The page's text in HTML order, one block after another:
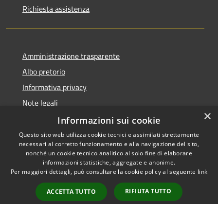
Richiesta assistenza
Amministrazione trasparente
Albo pretorio
Informativa privacy
Note legali
Dichiarazione di accessibilità
RSS
Accessibilità
Copyright © 2026 • Comune di
Municipium•
Accesso
×
Informazioni sui cookie
Questo sito web utilizza cookie tecnici e assimilati strettamente
necessari al corretto funzionamento e alla navigazione del sito,
nonché un cookie tecnico analitico al solo fine di elaborare
informazioni statistiche, aggregate e anonime.
Per maggiori dettagli, può consultare la cookie policy al seguente link
ACCETTA TUTTO RIFIUTA TUTTO